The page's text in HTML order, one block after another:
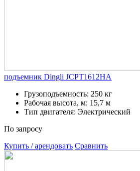
подъемник Dingli JCPT1612HA
Грузоподъемность: 250 кг
Рабочая высота, м: 15,7 м
Тип двигателя: Электрический
По запросу
Купить / арендовать Сравнить